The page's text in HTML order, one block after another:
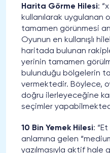
Harita Görme Hilesi:
kullanılarak uygulanan
tamamen görünmesi
Oyunun en kullanışlı
haritada bulunan
yerinin tamamen
bulunduğu bölgelerin
vermektedir. Böylece,
doğru ilerleyeceğine
seçimler
10 Bin Yemek Hilesi:
anlamına gelen
yazılmasıyla aktif hale